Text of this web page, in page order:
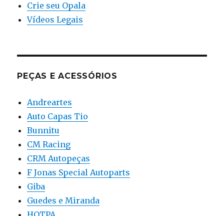
Crie seu Opala
Vídeos Legais
PEÇAS E ACESSÓRIOS
Andreartes
Auto Capas Tio
Bunnitu
CM Racing
CRM Autopeças
F Jonas Special Autoparts
Giba
Guedes e Miranda